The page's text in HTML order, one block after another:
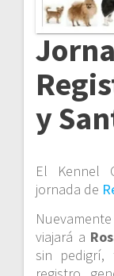
y
El Kennel
jornada de
viajará a
sin pedigrí,